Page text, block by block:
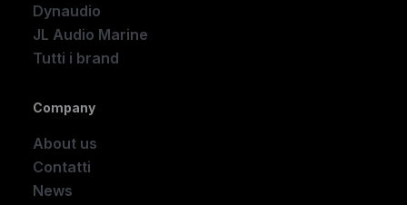
Dynaudio
JL Audio Marine
Tutti i brand
Company
About us
Contatti
News